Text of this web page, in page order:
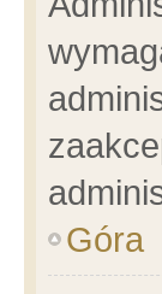
Góra